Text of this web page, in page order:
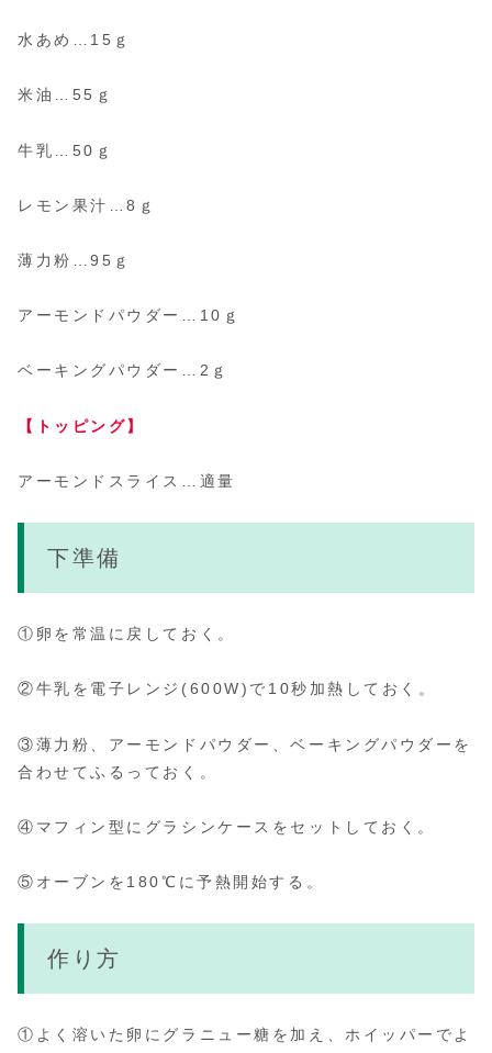
水あめ…15ｇ
米油…55ｇ
牛乳…50ｇ
レモン果汁…8ｇ
薄力粉…95ｇ
アーモンドパウダー…10ｇ
ベーキングパウダー…2ｇ
【トッピング】
アーモンドスライス…適量
下準備
①卵を常温に戻しておく。
②牛乳を電子レンジ(600W)で10秒加熱しておく。
③薄力粉、アーモンドパウダー、ベーキングパウダーを
合わせてふるっておく。
④マフィン型にグラシンケースをセットしておく。
⑤オーブンを180℃に予熱開始する。
作り方
①よく溶いた卵にグラニュー糖を加え、ホイッパーでよ